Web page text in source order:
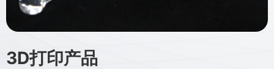
3D打印产品